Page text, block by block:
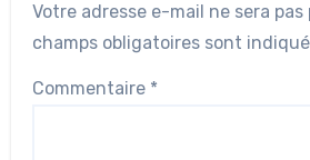
Votre adresse e-mail ne sera pas
champs obligatoires sont
Commentaire *